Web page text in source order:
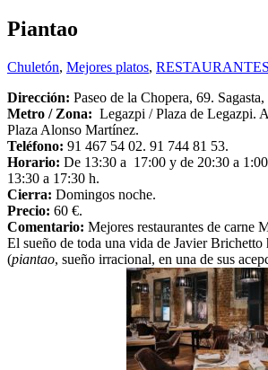
Piantao
Chuletón, Mejores platos, RESTAURANTES
Dirección: Paseo de la Chopera, 69.
Metro / Zona: Legazpi / Plaza de Legazpi.
Plaza Alonso Martínez.
Teléfono: 91 467 54 02. 91 744 81 53.
Horario: De 13:30 a 17:00 y de 20:30 a
13:30 a 17:30 h.
Cierra: Domingos noche.
Precio: 60 €.
Comentario: Mejores restaurantes de carne
El sueño de toda una vida de Javier Brichetto
(piantao, sueño irracional, en una de sus